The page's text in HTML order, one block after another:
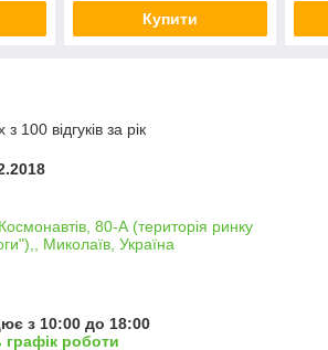
Купити
100 відгуків за рік
80-А (територія ринку
Миколаїв, Україна
з 10:00 до 18:00
графік роботи